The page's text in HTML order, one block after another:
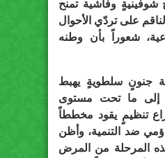
شوفينيةٍ وفاشية تمنح
على تردّي الأحوال
شعوراً بأن وطنه
جنونٍ سلطويةٍ يهبط
إلى ما تحت مستوى
تنظيمٍ يقود مخططاً
ضد التنمية، وأظن
المرحلة من المرض